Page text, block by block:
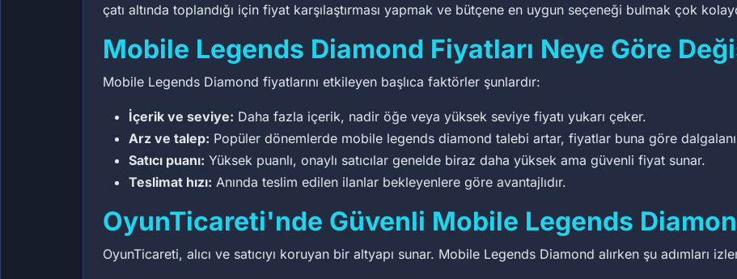
çatı altında toplandığı için fiyat karşılaştırması yapmak ve bütçene en uygun seçeneği bulmak çok
Mobile Legends Diamond Fiyatları Neye Göre
Mobile Legends Diamond fiyatlarını etkileyen başlıca faktörler şunlardır:
İçerik ve seviye: Daha fazla içerik, nadir öğe veya yüksek seviye fiyatı yukarı çeker.
Arz ve talep: Popüler dönemlerde mobile legends diamond talebi artar, fiyatlar buna göre
Satıcı puanı: Yüksek puanlı, onaylı satıcılar genelde biraz daha yüksek ama güvenli fiyat sunar.
Teslimat hızı: Anında teslim edilen ilanlar bekleyenlere göre avantajlıdır.
OyunTicareti'nde Güvenli Mobile Legends
OyunTicareti, alıcı ve satıcıyı koruyan bir altyapı sunar. Mobile Legends Diamond alırken şu adımları